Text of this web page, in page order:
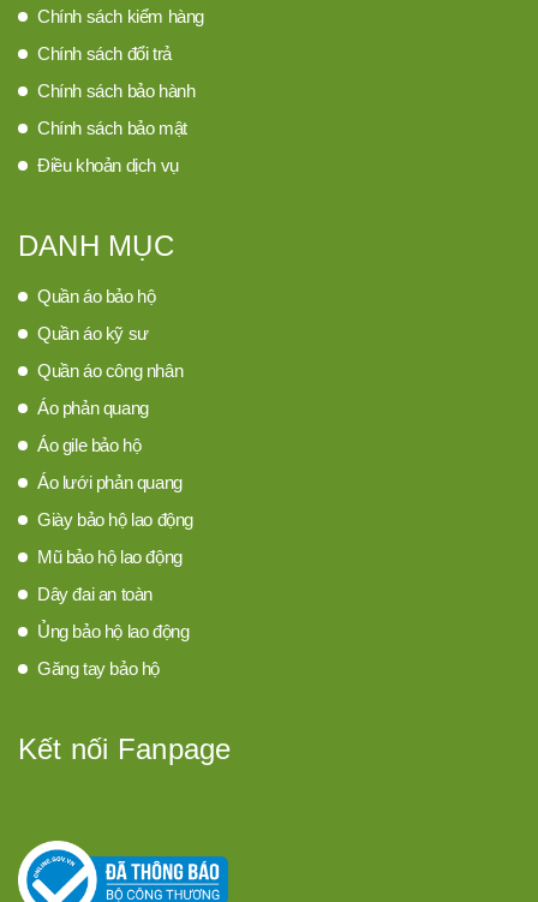
Chính sách kiểm hàng
Chính sách đổi trả
Chính sách bảo hành
Chính sách bảo mật
Điều khoản dịch vụ
DANH MỤC
Quần áo bảo hộ
Quần áo kỹ sư
Quần áo công nhân
Áo phản quang
Áo gile bảo hộ
Áo lưới phản quang
Giày bảo hộ lao động
Mũ bảo hộ lao động
Dây đai an toàn
Ủng bảo hộ lao động
Găng tay bảo hộ
Kết nối Fanpage